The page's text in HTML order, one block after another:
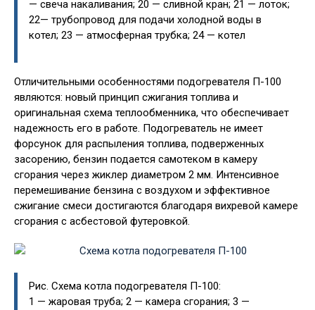
— свеча накаливания; 20 — сливной кран; 21 — лоток;
22— трубопровод для подачи холодной воды в
котел; 23 — атмосферная трубка; 24 — котел
Отличительными особенностями подогревателя П-100
являются: новый принцип сжигания топлива и
оригинальная схема теплообменника, что обеспечивает
надежность его в работе. Подогреватель не имеет
форсунок для распыления топлива, подверженных
засорению, бензин подается самотеком в камеру
сгорания через жиклер диаметром 2 мм. Интенсивное
перемешивание бензина с воздухом и эффективное
сжигание смеси достигаются благодаря вихревой камере
сгорания с асбестовой футеровкой.
Рис. Схема котла подогревателя П-100:
1 — жаровая труба; 2 — камера сгорания; 3 —